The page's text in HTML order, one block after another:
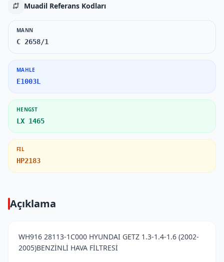
Muadil Referans Kodları
MANN
C 2658/1
MAHLE
E1003L
HENGST
LX 1465
FIL
HP2183
Açıklama
WH916 28113-1C000 HYUNDAI GETZ 1.3-1.4-1.6 (2002-
2005)BENZİNLİ HAVA FİLTRESİ